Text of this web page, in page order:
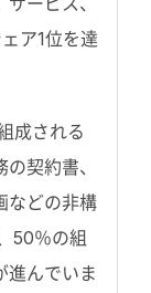
ア1位を達
成される
契約書、
などの非構
50％の組
進んでいま